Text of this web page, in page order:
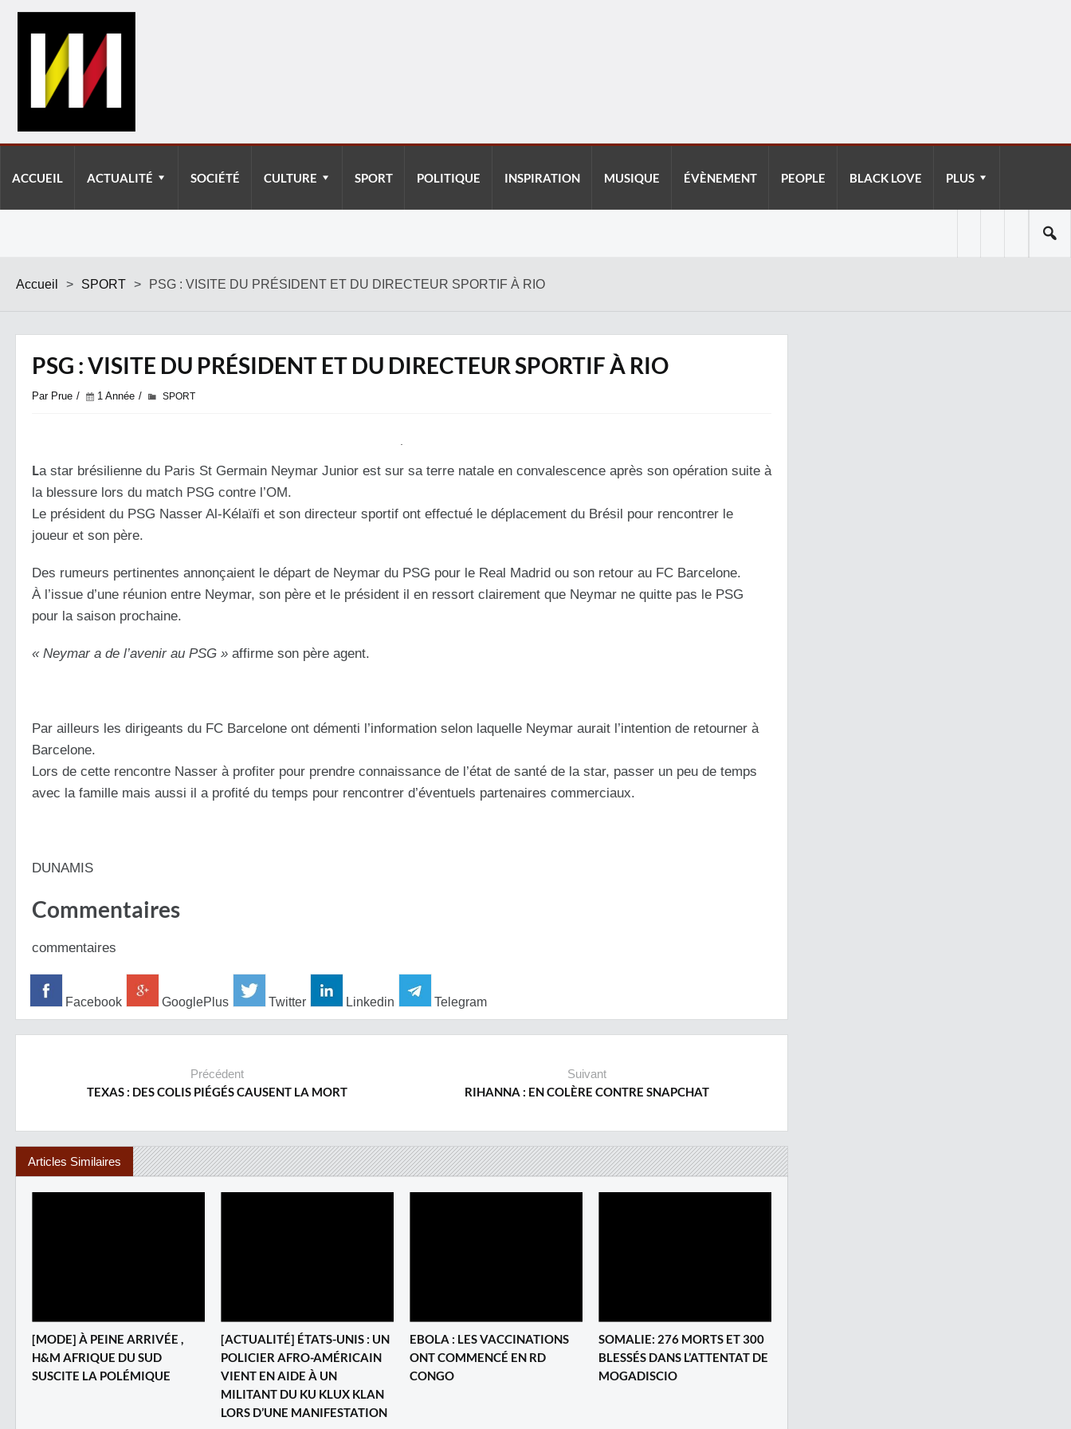
ACCUEIL ACTUALITÉ SOCIÉTÉ CULTURE SPORT POLITIQUE INSPIRATION MUSIQUE ÉVÈNEMENT PEOPLE BLACK LOVE PLUS
Accueil > SPORT > PSG : VISITE DU PRÉSIDENT ET DU DIRECTEUR SPORTIF À RIO
PSG : VISITE DU PRÉSIDENT ET DU DIRECTEUR SPORTIF À RIO
Par Prue 1 Année SPORT
La star brésilienne du Paris St Germain Neymar Junior est sur sa terre natale en convalescence après son opération suite à
la blessure lors du match PSG contre l’OM.
Le président du PSG Nasser Al-Kélaïfi et son directeur sportif ont effectué le déplacement du Brésil pour rencontrer le
joueur et son père.
Des rumeurs pertinentes annonçaient le départ de Neymar du PSG pour le Real Madrid ou son retour au FC Barcelone.
À l’issue d’une réunion entre Neymar, son père et le président il en ressort clairement que Neymar ne quitte pas le PSG
pour la saison prochaine.
« Neymar a de l’avenir au PSG » affirme son père agent.
Par ailleurs les dirigeants du FC Barcelone ont démenti l’information selon laquelle Neymar aurait l’intention de retourner à
Barcelone.
Lors de cette rencontre Nasser à profiter pour prendre connaissance de l’état de santé de la star, passer un peu de temps
avec la famille mais aussi il a profité du temps pour rencontrer d’éventuels partenaires commerciaux.
DUNAMIS
Commentaires
commentaires
Facebook GooglePlus Twitter Linkedin Telegram
Précédent
TEXAS : DES COLIS PIÉGÉS CAUSENT LA MORT
Suivant
RIHANNA : EN COLÈRE CONTRE SNAPCHAT
Articles Similaires
[MODE] À PEINE ARRIVÉE ,
H&M AFRIQUE DU SUD
SUSCITE LA POLÉMIQUE
[ACTUALITÉ] ÉTATS-UNIS : UN
POLICIER AFRO-AMÉRICAIN
VIENT EN AIDE À UN
MILITANT DU KU KLUX KLAN
LORS D’UNE MANIFESTATION
EBOLA : LES VACCINATIONS
ONT COMMENCÉ EN RD
CONGO
SOMALIE: 276 MORTS ET 300
BLESSÉS DANS L’ATTENTAT DE
MOGADISCIO